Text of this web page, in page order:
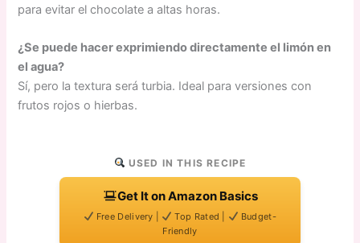
para evitar el chocolate a altas horas.
¿Se puede hacer exprimiendo directamente el limón en
el agua?
Sí, pero la textura será turbia. Ideal para versiones con
frutos rojos o hierbas.
USED IN THIS RECIPE
Get It on Amazon Basics
Free Delivery | Top Rated |
Budget-
Friendly